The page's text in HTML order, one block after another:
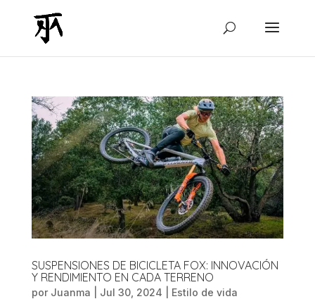
SUSPENSIONES DE BICICLETA FOX: INNOVACIÓN
Y RENDIMIENTO EN CADA TERRENO
por Juanma Jul 30, 2024 Estilo de vida